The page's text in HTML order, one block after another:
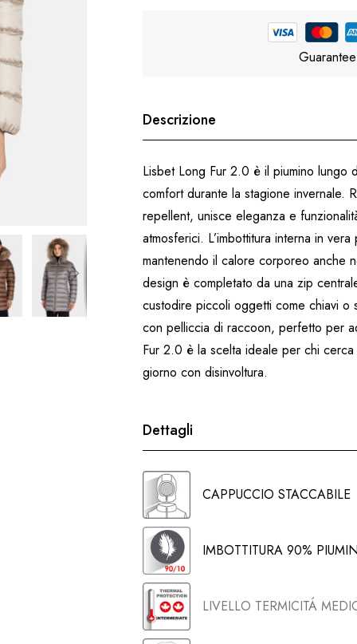
Descrizione
Lisbet Long Fur 2.0 è il piumino
comfort durante la stagione invernale.
repellent, unisce eleganza e
atmosferici. L’imbottitura interna in
mantenendo il calore corporeo anche
design è completato da una zip
custodire piccoli oggetti come chiavi o
con pelliccia di raccoon, perfetto per
Fur 2.0 è la scelta ideale per chi
giorno con disinvoltura.
Dettagli
CAPPUCCIO STACCABILE
IMBOTTITURA 90%
LIVELLO TERMICITÁ